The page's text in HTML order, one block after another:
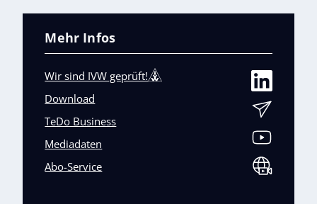
Mehr Infos
Wir sind IVW geprüft!
Download
TeDo Business
Mediadaten
Abo-Service